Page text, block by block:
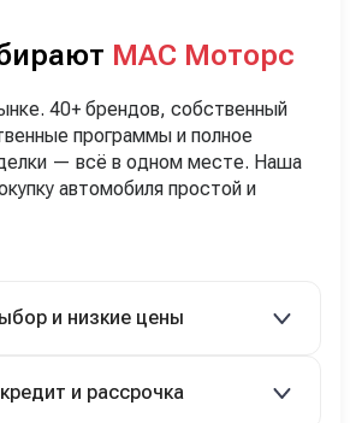
своего дела!
МАС Моторс
40+ брендов, собственный
программы и полное
— всё в одном месте. Наша
автомобиля простой и
и низкие цены
и рассрочка